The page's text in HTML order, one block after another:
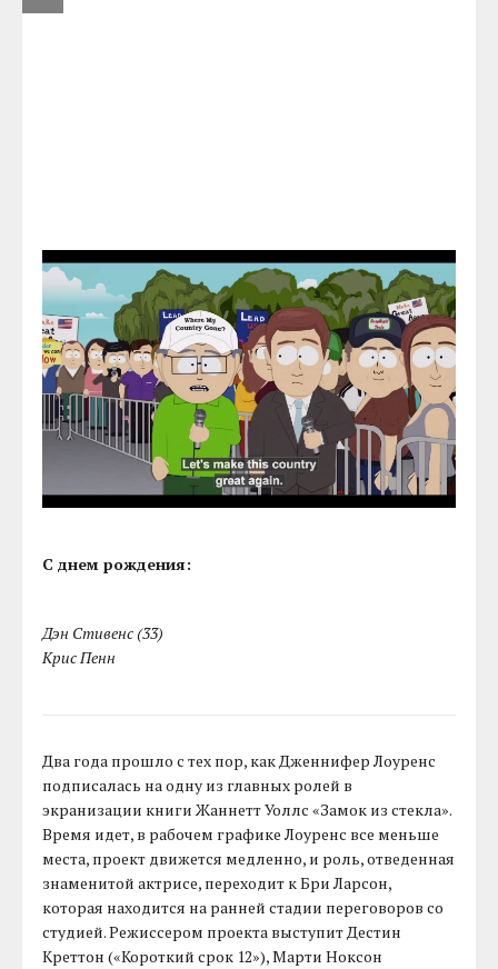
С днем рождения:
Дэн Стивенс (33)
Крис Пенн
Два года прошло с тех пор, как Дженнифер Лоуренс
подписалась на одну из главных ролей в
экранизации книги Жаннетт Уоллс «Замок из стекла».
Время идет, в рабочем графике Лоуренс все меньше
места, проект движется медленно, и роль, отведенная
знаменитой актрисе, переходит к Бри Ларсон,
которая находится на ранней стадии переговоров со
студией. Режиссером проекта выступит Дестин
Креттон («Короткий срок 12»), Марти Ноксон